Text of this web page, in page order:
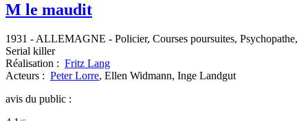
M le maudit
1931 - ALLEMAGNE - Policier, Courses poursuites, Psychopathe,
Serial killer
Réalisation : Fritz Lang
Acteurs : Peter Lorre, Ellen Widmann, Inge Landgut
avis du public :